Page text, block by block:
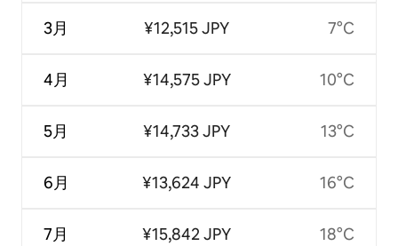
3月
4月
5月
6月
7月
¥12,515 JPY
¥14,575 JPY
¥14,733 JPY
¥13,624 JPY
¥15,842 JPY
7°C
10°C
13°C
16°C
18°C